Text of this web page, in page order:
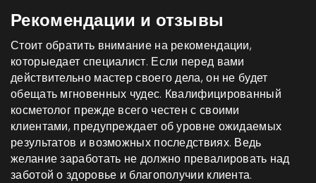
Рекомендации и отзывы
Стоит обратить внимание на рекомендации,
которыедает специалист. Если перед вами
действительно мастер своего дела, он не будет
обещать мгновенных чудес. Квалифицированный
косметолог прежде всего честен с своими
клиентами, предупреждает об уровне ожидаемых
результатов и возможных последствиях. Ведь
желание заработать не должно превалировать над
заботой о здоровье и благополучии клиента.